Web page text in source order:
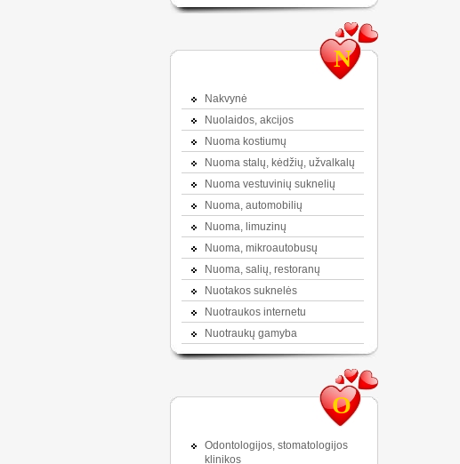
N
Nakvynė
Nuolaidos, akcijos
Nuoma kostiumų
Nuoma stalų, kėdžių, užvalkalų
Nuoma vestuvinių suknelių
Nuoma, automobilių
Nuoma, limuzinų
Nuoma, mikroautobusų
Nuoma, salių, restoranų
Nuotakos suknelės
Nuotraukos internetu
Nuotraukų gamyba
O
Odontologijos, stomatologijos
klinikos